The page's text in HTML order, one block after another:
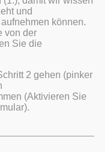
und
können.
von der
Sie die
2 gehen (pinker
(Aktivieren Sie